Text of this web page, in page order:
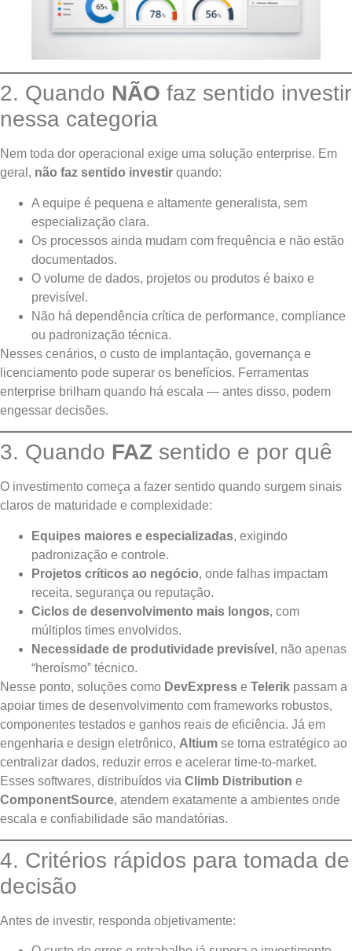
2. Quando NÃO faz sentido investir
nessa categoria
Nem toda dor operacional exige uma solução enterprise. Em
geral, não faz sentido investir quando:
A equipe é pequena e altamente generalista, sem
especialização clara.
Os processos ainda mudam com frequência e não estão
documentados.
O volume de dados, projetos ou produtos é baixo e
previsível.
Não há dependência crítica de performance, compliance
ou padronização técnica.
Nesses cenários, o custo de implantação, governança e
licenciamento pode superar os benefícios. Ferramentas
enterprise brilham quando há escala — antes disso, podem
engessar decisões.
3. Quando FAZ sentido e por quê
O investimento começa a fazer sentido quando surgem sinais
claros de maturidade e complexidade:
Equipes maiores e especializadas, exigindo
padronização e controle.
Projetos críticos ao negócio, onde falhas impactam
receita, segurança ou reputação.
Ciclos de desenvolvimento mais longos, com
múltiplos times envolvidos.
Necessidade de produtividade previsível , não apenas
“heroísmo” técnico.
Nesse ponto, soluções como DevExpress e Telerik passam a
apoiar times de desenvolvimento com frameworks robustos,
componentes testados e ganhos reais de eficiência. Já em
engenharia e design eletrônico, Altium se torna estratégico ao
centralizar dados, reduzir erros e acelerar time-to-market.
Esses softwares, distribuídos via Climb Distribution e
ComponentSource, atendem exatamente a ambientes onde
escala e confiabilidade são mandatórias.
4. Critérios rápidos para tomada de
decisão
Antes de investir, responda objetivamente: